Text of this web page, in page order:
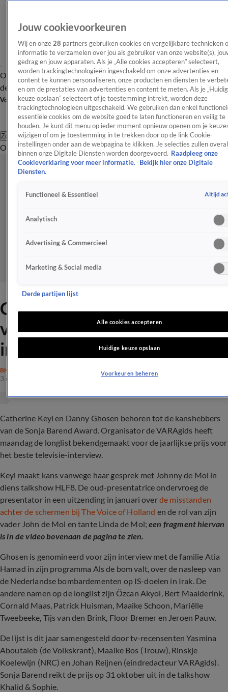
OverzichtAfleveringen Entertainment TV Algemeen
Tip
de redactieNieuwsbrief
Volg Shownieuws
Zoeken
OverzichtEntertainmentSpraakmakendRealityCrimeVideo's
Catherine Keyl genomineerd
voor beste televisie-
interview
BN'ERS
3 okt 2022, 12:41
Catherine Keyl en Danny Ghosen behoren tot de kanshebbers
van de Sonja Barend Award. Organisator de VARAgids heeft
maandag de longlist bekendgemaakt voor de jaarlijkse prijs voor
het beste televisie-interview.
Keyl maakt kans vanwege haar gesprek met Johnny de Mol in
diens talkshow HLF8. De oud-presentatrice ondervroeg de
presentator in een uitzending in januari overde misstanden
achter de schermen bij The Voice of Holland en de rol van zijn
vader John de Mol en tante Linda de Mol;een fragment hiervan
is in de video bovenaan de pagina te zien.
Ghosen is genomineerd voor zijn interview met de familie Atia
Hamad in zijn programma Als de bom valt, over de nasleep van
de Nederlandse bombardementen op IS-doelen in Irak. De
andere namen op de longlist zijn Özcan Akyol, Bert Maalderink,
Cornald Maas, Patrick Huisman, Maaike Schoon, Mariëlle
Tweebeeke, Tijs van den Brink, Floor Bremer en Jeroen Pauw.
De lijst is dit jaar samengesteld door tv-recensenten Yasmina
Aboutaleb (de Volkskrant), Maaike Bos (Trouw), Rinskje
Koelewijn (NRC) en Johan Reijnen (eindredacteur VARAgids).
Sonja Barend reikt de prijs op 31 oktober uit in de talkshow
Khalid & Sophie.
Jouw cookievoorkeuren
Wij en onze 28 partners gebruiken cookies en vergelijkbare technieken
informatie te verzamelen over jou als gebruiker van onze website(s),
gedrag en jouw apparaten. Als je „Alle cookies accepteren” selecteert,
worden trackingtechnologieën ingeschakeld om onze advertenties en
content te kunnen personaliseren, onze producten en diensten te
en om de prestaties van advertenties en content te meten. Als je
keuze opslaan” selecteert of je toestemming intrekt, worden deze
trackingtechnologieën uitgeschakeld. We gebruiken dan enkel
essentiële cookies om de website goed te laten functioneren en veilig te
houden. Je kunt dit menu op ieder moment opnieuw openen om je
wijzigen of om je toestemming in te trekken door op de link Cookie-
instellingen onder aan de webpagina te klikken. Je selecties zullen overal
binnen onze Digitale Diensten worden doorgevoerd. Raadpleeg onze
Cookieverklaring voor meer informatie.
Bekijk hier onze Digitale
Diensten.
Functioneel & Essentieel Altijd
Analytisch
Advertising & Commercieel
Marketing & Social media
Derde partijen lijst
Alle cookies accepteren
Huidige keuze opslaan
Voorkeuren beheren